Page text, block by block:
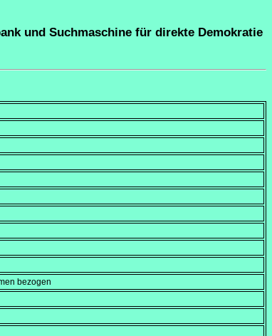
und Suchmaschine für direkte Demokratie
bezogen